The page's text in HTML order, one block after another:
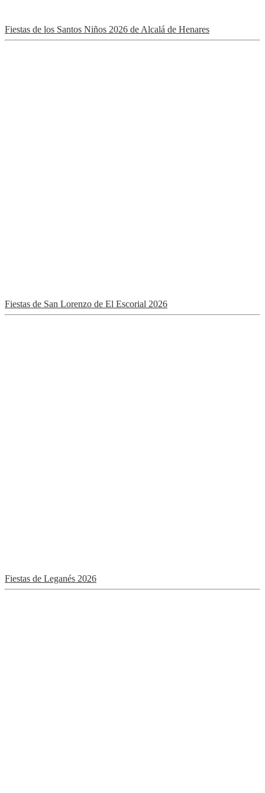
Fiestas de los Santos Niños 2026 de Alcalá de Henares
Fiestas de San Lorenzo de El Escorial 2026
Fiestas de Leganés 2026